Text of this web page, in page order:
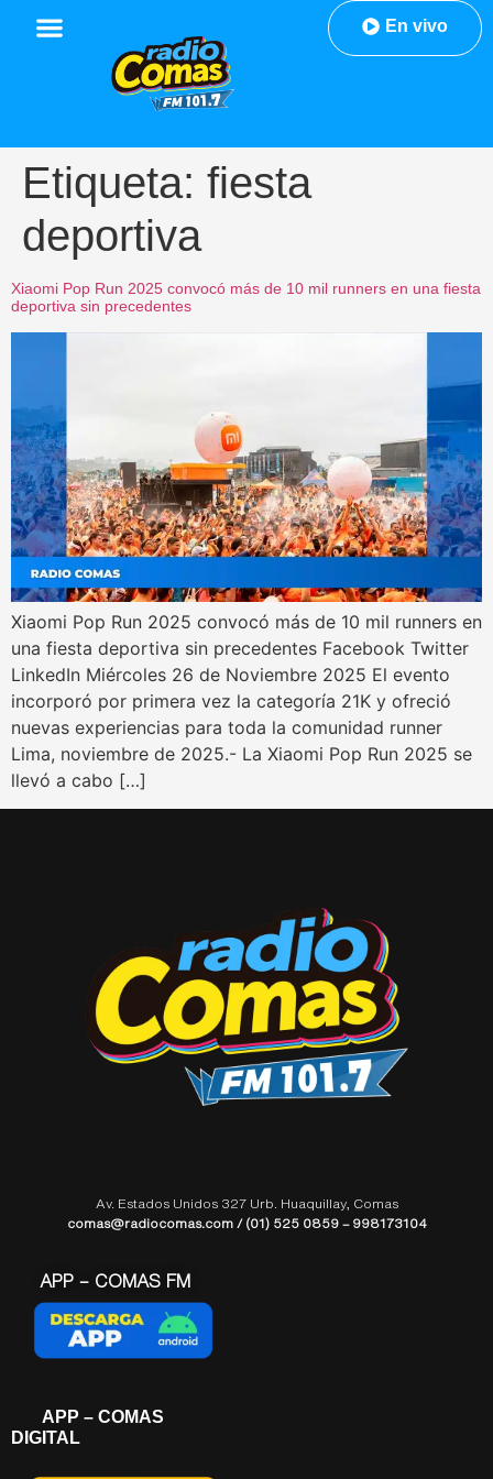
En vivo
Etiqueta: fiesta
deportiva
Xiaomi Pop Run 2025 convocó más de 10 mil runners en una fiesta
deportiva sin precedentes
Xiaomi Pop Run 2025 convocó más de 10 mil runners en
una fiesta deportiva sin precedentes Facebook Twitter
LinkedIn Miércoles 26 de Noviembre 2025 El evento
incorporó por primera vez la categoría 21K y ofreció
nuevas experiencias para toda la comunidad runner
Lima, noviembre de 2025.- La Xiaomi Pop Run 2025 se
llevó a cabo […]
Av. Estados Unidos 327 Urb. Huaquillay, Comas
comas@radiocomas.com / (01) 525 0859 – 998173104
APP – COMAS FM
APP – COMAS
DIGITAL